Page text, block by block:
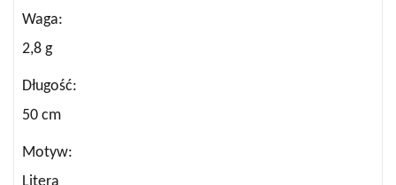
Waga
2,8 g
Długość
50 cm
Motyw